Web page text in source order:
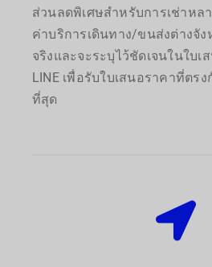
ส่วนลดพิเศษสำหรับการเช่าหล
ค่าบริการเดินทาง/ขนส่งต่างจั
จริงและจะระบุไว้ชัดเจนในใบ
LINE เพื่อรับใบเสนอราคาที่ตร
ที่สุด